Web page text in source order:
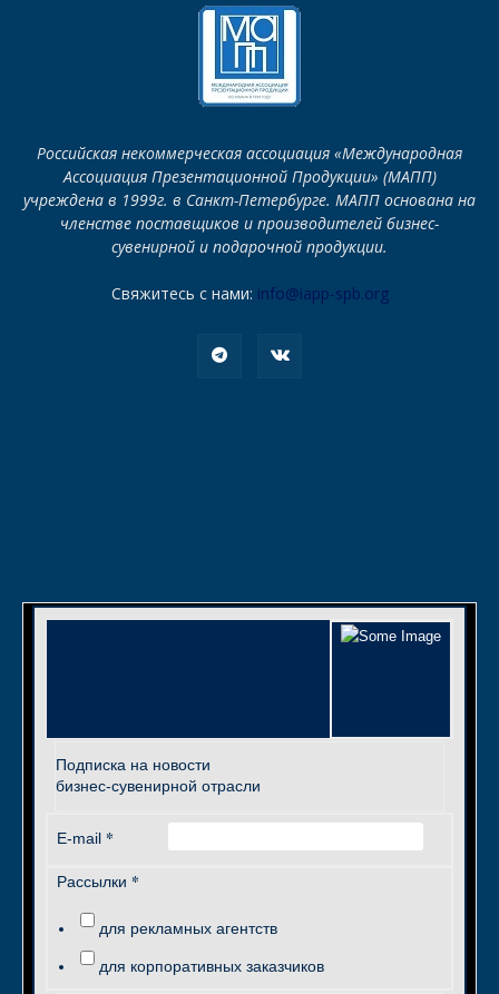
Российская некоммерческая ассоциация «Международная
Ассоциация Презентационной Продукции» (МАПП)
учреждена в 1999г. в Санкт-Петербурге. МАПП основана на
членстве поставщиков и производителей бизнес-
сувенирной и подарочной продукции.
Свяжитесь с нами: info@iapp-spb.org
Подписка на новости
бизнес-сувенирной отрасли
E-mail *
Рассылки *
для рекламных агентств
для корпоративных заказчиков